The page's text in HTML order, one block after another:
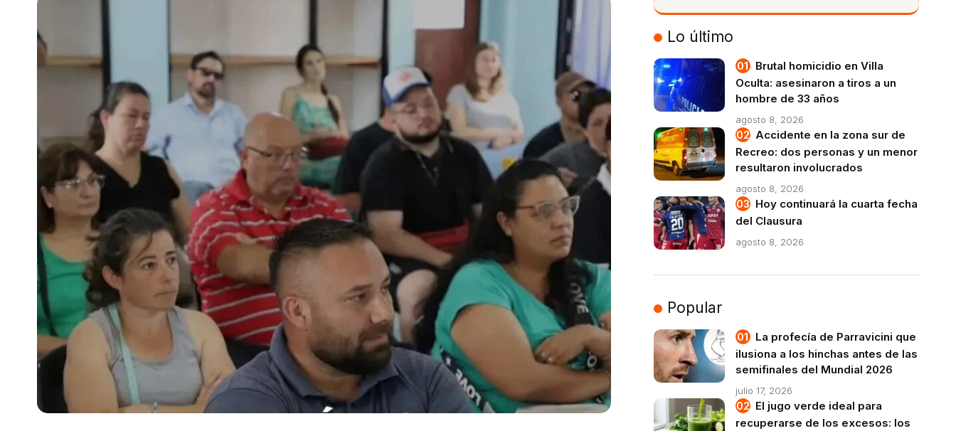
VIVO
Lo último
Brutal homicidio en Villa
Oculta: asesinaron a tiros a un
hombre de 33 años
agosto 8, 2026
Accidente en la zona sur de
Recreo: dos personas y un menor
resultaron involucrados
agosto 8, 2026
Hoy continuará la cuarta fecha
del Clausura
agosto 8, 2026
Popular
La profecía de Parravicini que
ilusiona a los hinchas antes de las
semifinales del Mundial 2026
julio 17, 2026
El jugo verde ideal para
recuperarse de los excesos: los